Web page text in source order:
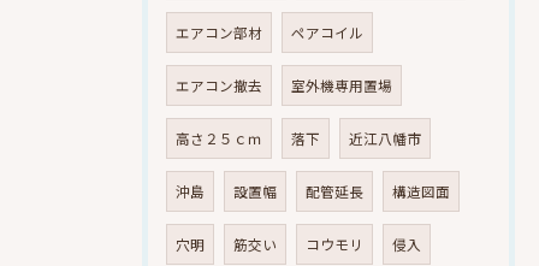
エアコン部材 ペアコイル
エアコン撤去 室外機専用置場
高さ２５ｃｍ 落下 近江八幡市
沖島 設置幅 配管延長 構造図面
穴明 筋交い コウモリ 侵入